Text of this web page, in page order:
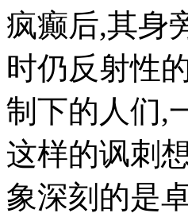
疯癫后,其身
时仍反射性
制下的人们,
这样的讽刺
象深刻的是